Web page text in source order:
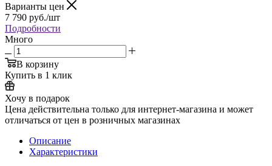
Варианты цен
7 790 руб./шт
Подробности
Много
В корзину
Купить в 1 клик
Хочу в подарок
Цена действительна только для интернет-магазина и может
отличаться от цен в розничных магазинах
Описание
Характеристики